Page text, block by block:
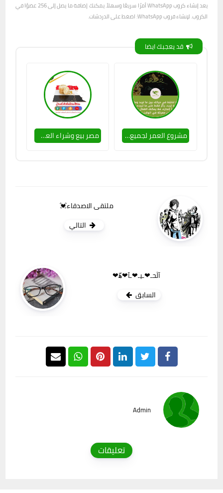
يعد إنشاء كروب WhatsApp أمرًا سريعًا وسهلاً. يمكنك إضافة ما يصل إلى 256 عضوًا في
الكروب. لإنشاء قروب WhatsApp: اضغط على الدردشات.
قد يعجبك ايضا
مشروع العمر لجميع الناس مصر بيع وشراء العملات الرقمية
ملتقى الاصدقاء💓
التالي
آلَحـ❤ـيـ❤ـآ❤هّ‍❤
السابق
Admin
تعليقات